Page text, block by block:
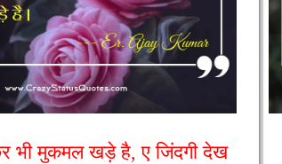
भी मुकमल खड़े है, ए जिंदगी देख